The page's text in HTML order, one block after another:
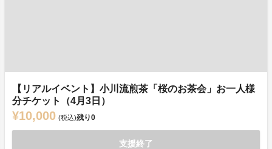
【リアルイベント】小川流煎茶「桜のお茶会」お一人様
分チケット（4月3日）
¥10,000 (税込)残り0
支援終了